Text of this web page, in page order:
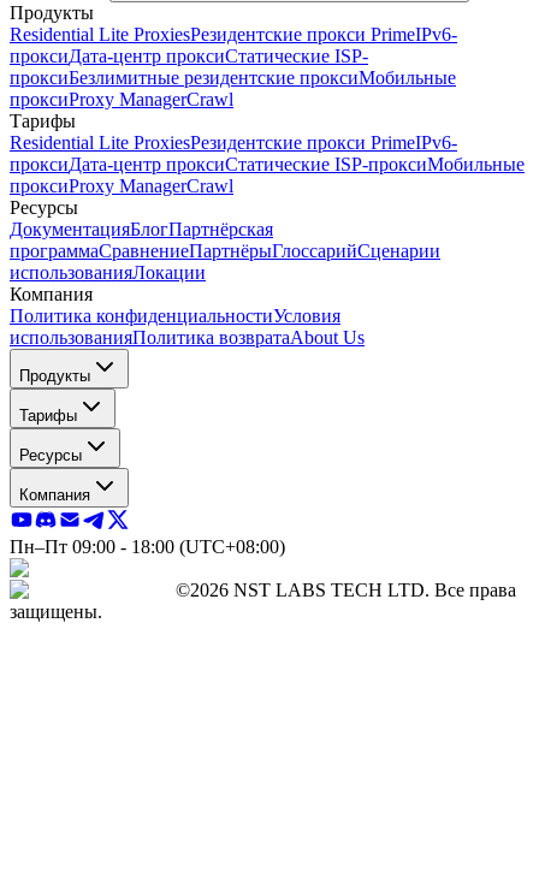
Продукты
Residential Lite ProxiesРезидентские прокси PrimeIPv6-
проксиДата-центр проксиСтатические ISP-
проксиБезлимитные резидентские проксиМобильные
проксиProxy ManagerCrawl
Тарифы
Residential Lite ProxiesРезидентские прокси PrimeIPv6-
проксиДата-центр проксиСтатические ISP-проксиМобильные
проксиProxy ManagerCrawl
Ресурсы
ДокументацияБлогПартнёрская
программаСравнениеПартнёрыГлоссарийСценарии
использованияЛокации
Компания
Политика конфиденциальностиУсловия
использованияПолитика возвратаAbout Us
Продукты
Тарифы
Ресурсы
Компания
Пн–Пт 09:00 - 18:00 (UTC+08:00)
©2026 NST LABS TECH LTD. Все права
защищены.